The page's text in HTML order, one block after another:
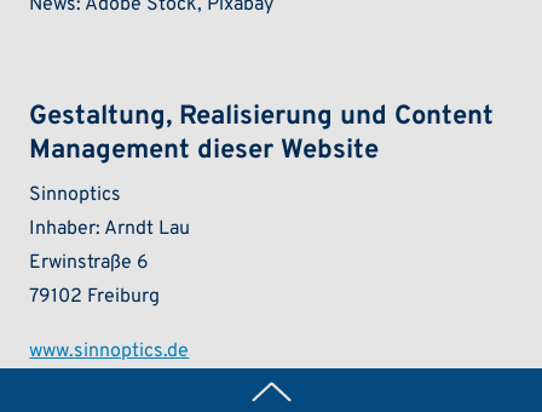
News: Adobe Stock, Pixabay
Gestaltung, Realisierung und Content
Management dieser Website
Sinnoptics
Inhaber: Arndt Lau
Erwinstraße 6
79102 Freiburg
www.sinnoptics.de
Zurück nach oben